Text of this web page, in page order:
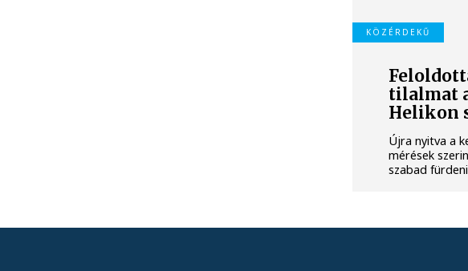
KÖZÉRDEKŰ
tilalmat
Helikon
Újra nyitva a
mérések
szabad